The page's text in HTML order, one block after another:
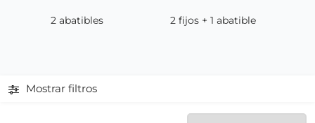
2 abatibles 2 fijos + 1 abatible
Mostrar filtros